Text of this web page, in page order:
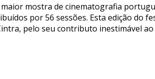
mostra de cinematografia
por 56 sessões. Esta edição do
pelo seu contributo inestimável